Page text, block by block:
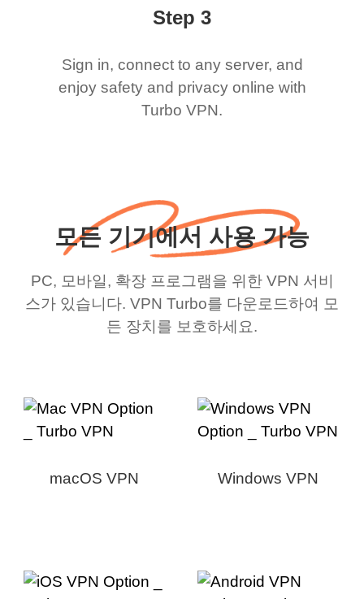
Step 3
Sign in, connect to any server, and
enjoy safety and privacy online with
Turbo VPN.
모든 기기에서 사용 가능
PC, 모바일, 확장 프로그램을 위한 VPN 서비
스가 있습니다. VPN Turbo를 다운로드하여 모
든 장치를 보호하세요.
macOS VPN Windows VPN